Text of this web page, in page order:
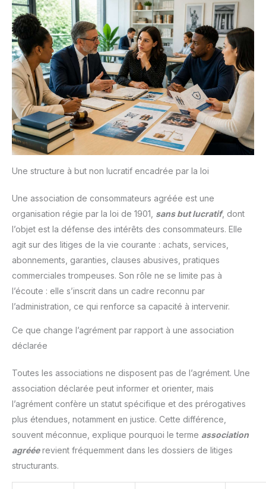
Une structure à but non lucratif encadrée par la loi
Une association de consommateurs agréée est une
organisation régie par la loi de 1901, sans but lucratif, dont
l’objet est la défense des intérêts des consommateurs. Elle
agit sur des litiges de la vie courante : achats, services,
abonnements, garanties, clauses abusives, pratiques
commerciales trompeuses. Son rôle ne se limite pas à
l’écoute : elle s’inscrit dans un cadre reconnu par
l’administration, ce qui renforce sa capacité à intervenir.
Ce que change l’agrément par rapport à une association
déclarée
Toutes les associations ne disposent pas de l’agrément. Une
association déclarée peut informer et orienter, mais
l’agrément confère un statut spécifique et des prérogatives
plus étendues, notamment en justice. Cette différence,
souvent méconnue, explique pourquoi le terme association
agrééerevient fréquemment dans les dossiers de litiges
structurants.